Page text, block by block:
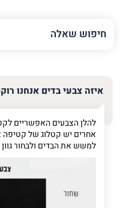
השם
שלך
טלפון (חובה)
איזה צבעי בדים אנחנו
להלן הצבעים האפשריים
אחרים יש קטלוג של קטיפה
למשש את הבדים ולבחור גוון